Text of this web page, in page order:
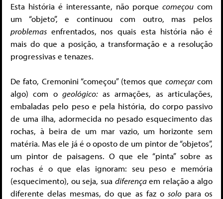
Esta história é interessante, não porque começou com
um “objeto”, e continuou com outro, mas pelos
problemas enfrentados, nos quais esta história não é
mais do que a posição, a transformação e a resolução
progressivas e tenazes.
De fato, Cremonini “começou” (temos que começarcom
algo) com ogeológico: as armações, as articulações,
embaladas pelo peso e pela história, do corpo passivo
de uma ilha, adormecida no pesado esquecimento das
rochas, à beira de um mar vazio, um horizonte sem
matéria. Mas ele já é o oposto de um pintor de “objetos”,
um pintor de paisagens. O que ele “pinta” sobre as
rochas é o que elas ignoram: seu peso e memória
(esquecimento), ou seja, sua diferençaem relação a algo
diferente delas mesmas, do que as faz o solopara os